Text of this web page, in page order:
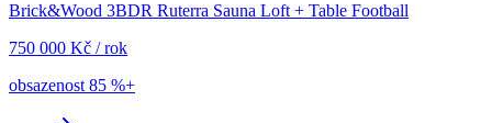
Brick&Wood 3BDR Ruterra Sauna Loft + Table Football
750 000 Kč / rok
obsazenost 85 %+